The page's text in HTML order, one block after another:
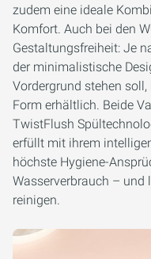
zudem eine ideale
Komfort. Auch bei den
Gestaltungsfreiheit: Je
der minimalistische
Vordergrund stehen
Form erhältlich. Beide
TwistFlush
erfüllt mit ihrem
höchste Hygiene-
Wasserverbrauch – und
reinigen.